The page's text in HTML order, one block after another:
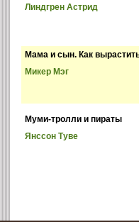
Линдгрен Астрид
Мама и сын. Как
Микер Мэг
Муми-тролли и пираты
Янссон Туве